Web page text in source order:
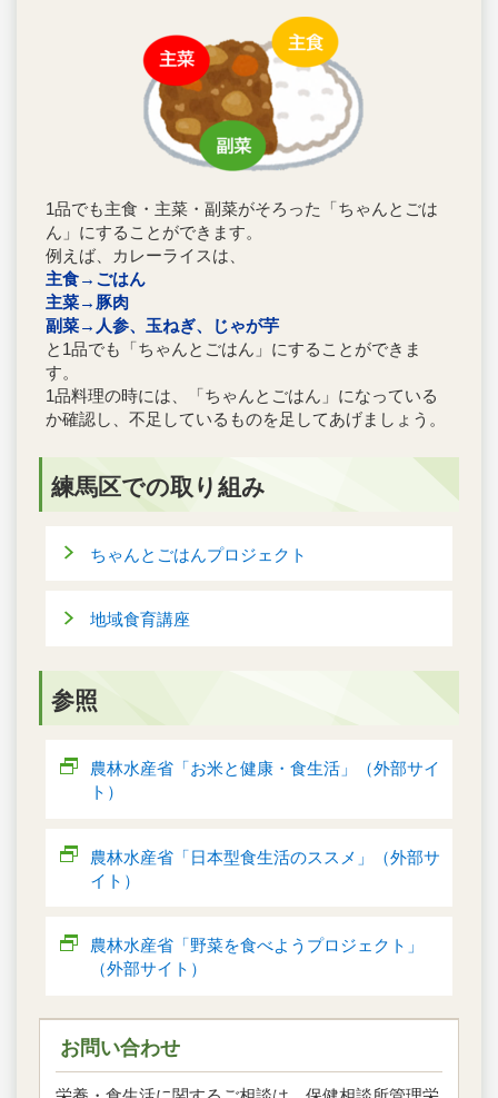
1品でも主食・主菜・副菜がそろった「ちゃんとごは
ん」にすることができます。
例えば、カレーライスは、
主食→ごはん
主菜→豚肉
副菜→人参、玉ねぎ、じゃが芋
と1品でも「ちゃんとごはん」にすることができま
す。
1品料理の時には、「ちゃんとごはん」になっている
か確認し、不足しているものを足してあげましょう。
練馬区での取り組み
ちゃんとごはんプロジェクト
地域食育講座
参照
農林水産省「お米と健康・食生活」（外部サイ
ト）
農林水産省「日本型食生活のススメ」（外部サ
イト）
農林水産省「野菜を食べようプロジェクト」
（外部サイト）
お問い合わせ